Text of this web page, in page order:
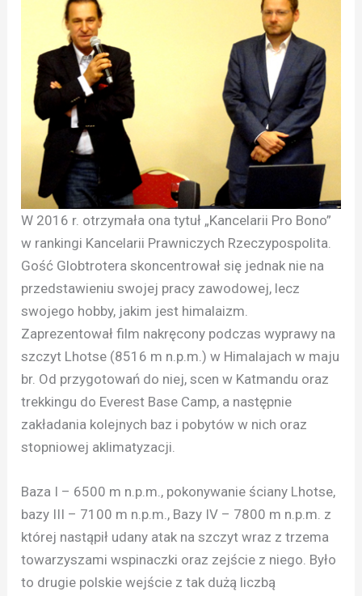
W 2016 r. otrzymała ona tytuł „Kancelarii Pro Bono”
w rankingi Kancelarii Prawniczych Rzeczypospolita.
Gość Globtrotera skoncentrował się jednak nie na
przedstawieniu swojej pracy zawodowej, lecz
swojego hobby, jakim jest himalaizm.
Zaprezentował film nakręcony podczas wyprawy na
szczyt Lhotse (8516 m n.p.m.) w Himalajach w maju
br. Od przygotowań do niej, scen w Katmandu oraz
trekkingu do Everest Base Camp, a następnie
zakładania kolejnych baz i pobytów w nich oraz
stopniowej aklimatyzacji.
Baza I – 6500 m n.p.m., pokonywanie ściany Lhotse,
bazy III – 7100 m n.p.m., Bazy IV – 7800 m n.p.m. z
której nastąpił udany atak na szczyt wraz z trzema
towarzyszami wspinaczki oraz zejście z niego. Było
to drugie polskie wejście z tak dużą liczbą